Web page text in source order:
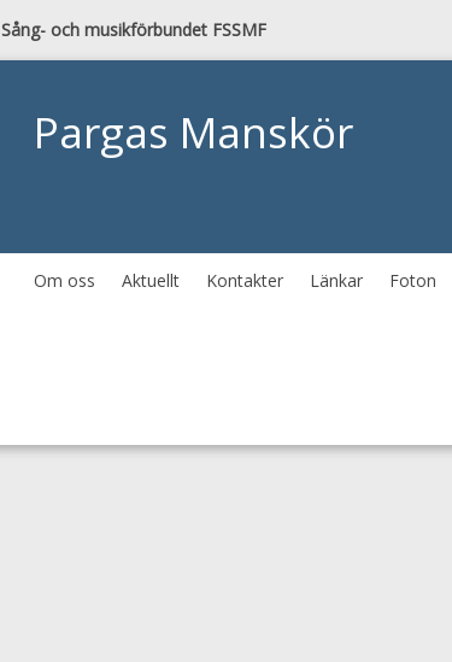
Sång- och musikförbundet FSSMF
Pargas Manskör
Om oss Aktuellt Kontakter Länkar Foton